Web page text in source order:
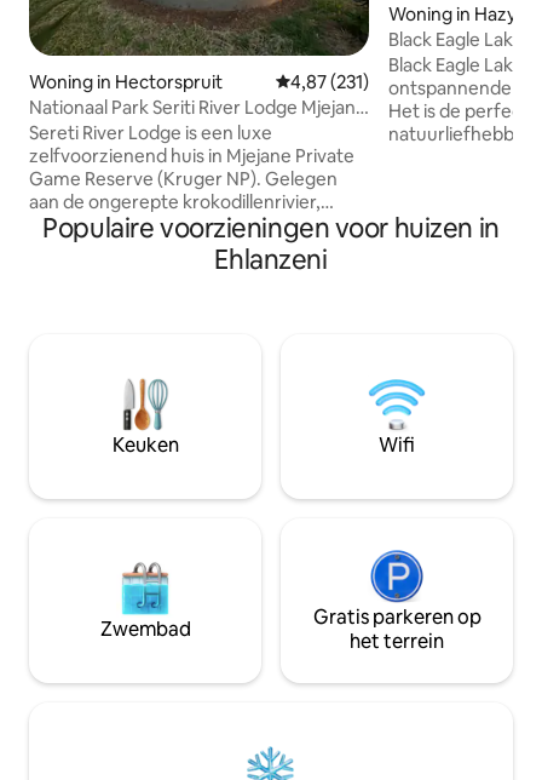
Woning in Hectorspruit Gemiddelde beoordeling van
4,87 (231)
Nationaal Park Seriti River Lodge Mjejane
Kruger
Sereti River Lodge is een luxe
zelfvoorzienend huis in Mjejane Private
Game Reserve (Kruger NP). Gelegen
aan de ongerepte krokodillenrivier,
perfect voor een geweldige grote 5-
wedstrijd. Word wakker om de dieren te
zien beginnen met de dagactiviteiten.
schoonmaker ma t/m za. Prijs is inclusief
Safari rijden binnen Mjejane met
privégids en voertuig. Prijs exclusief
parkkosten.
Woning in
Black Eagle Lake
Black Eagle Lake
ontspannende
Het is de
en een half uur
verhaal huis met
nog veel meer te
Populaire voorzieningen voor huizen in
Ehlanzeni
Keuken Wifi
Zwembad
Gratis parkeren op
het terrein